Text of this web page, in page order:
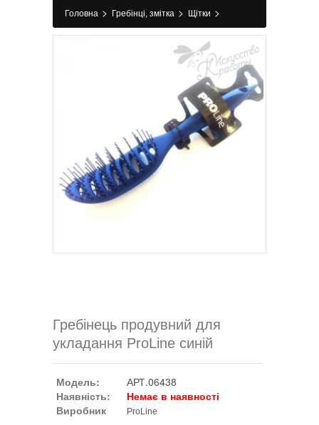
Головна > Гребінці, змітка > Щітки >
Гребінець продувний для укладання ProLine
Гребінець продувний для
укладання ProLine синій
Модель:
АРТ.06438
Наявність:
Немає в наявності
Виробник
ProLine